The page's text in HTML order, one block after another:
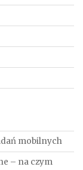
mobilnych
– na czym